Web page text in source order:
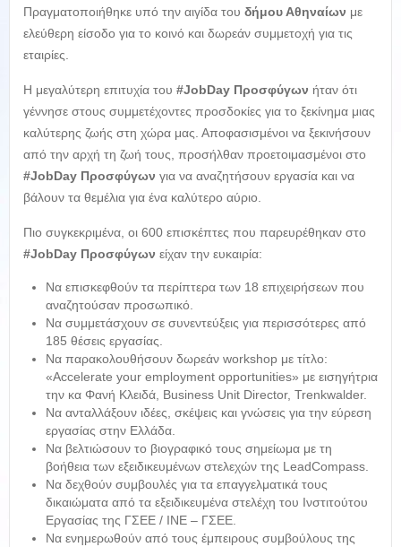
Πραγματοποιήθηκε υπό την αιγίδα του δήμου Αθηναίων με
ελεύθερη είσοδο για το κοινό και δωρεάν συμμετοχή για τις
εταιρίες.
Η μεγαλύτερη επιτυχία του #JobDay Προσφύγων ήταν ότι
γέννησε στους συμμετέχοντες προσδοκίες για το ξεκίνημα μιας
καλύτερης ζωής στη χώρα μας. Αποφασισμένοι να ξεκινήσουν
από την αρχή τη ζωή τους, προσήλθαν προετοιμασμένοι στο
#JobDay Προσφύγων για να αναζητήσουν εργασία και να
βάλουν τα θεμέλια για ένα καλύτερο αύριο.
Πιο συγκεκριμένα, οι 600 επισκέπτες που παρευρέθηκαν στο
#JobDay Προσφύγων είχαν την ευκαιρία:
Να επισκεφθούν τα περίπτερα των 18 επιχειρήσεων που
αναζητούσαν προσωπικό.
Να συμμετάσχουν σε συνεντεύξεις για περισσότερες από
185 θέσεις εργασίας.
Να παρακολουθήσουν δωρεάν workshop με τίτλο:
«Accelerate your employment opportunities» με εισηγήτρια
την κα Φανή Κλειδά, Business Unit Director, Trenkwalder.
Να ανταλλάξουν ιδέες, σκέψεις και γνώσεις για την εύρεση
εργασίας στην Ελλάδα.
Να βελτιώσουν το βιογραφικό τους σημείωμα με τη
βοήθεια των εξειδικευμένων στελεχών της LeadCompass.
Να δεχθούν συμβουλές για τα επαγγελματικά τους
δικαιώματα από τα εξειδικευμένα στελέχη του Ινστιτούτου
Εργασίας της ΓΣΕΕ / ΙΝΕ – ΓΣΕΕ.
Να ενημερωθούν από τους έμπειρους συμβούλους της